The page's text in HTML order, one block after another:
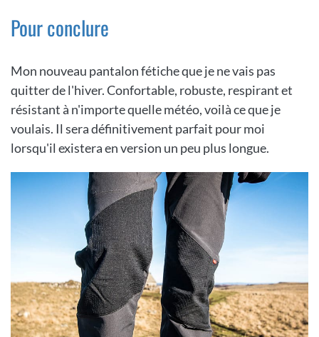
Pour conclure
Mon nouveau pantalon fétiche que je ne vais pas
quitter de l'hiver. Confortable, robuste, respirant et
résistant à n'importe quelle météo, voilà ce que je
voulais. Il sera définitivement parfait pour moi
lorsqu'il existera en version un peu plus longue.